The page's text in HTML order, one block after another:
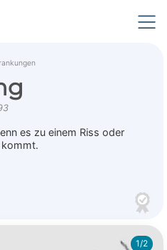
es zu einem Riss oder
kommt.
1/2